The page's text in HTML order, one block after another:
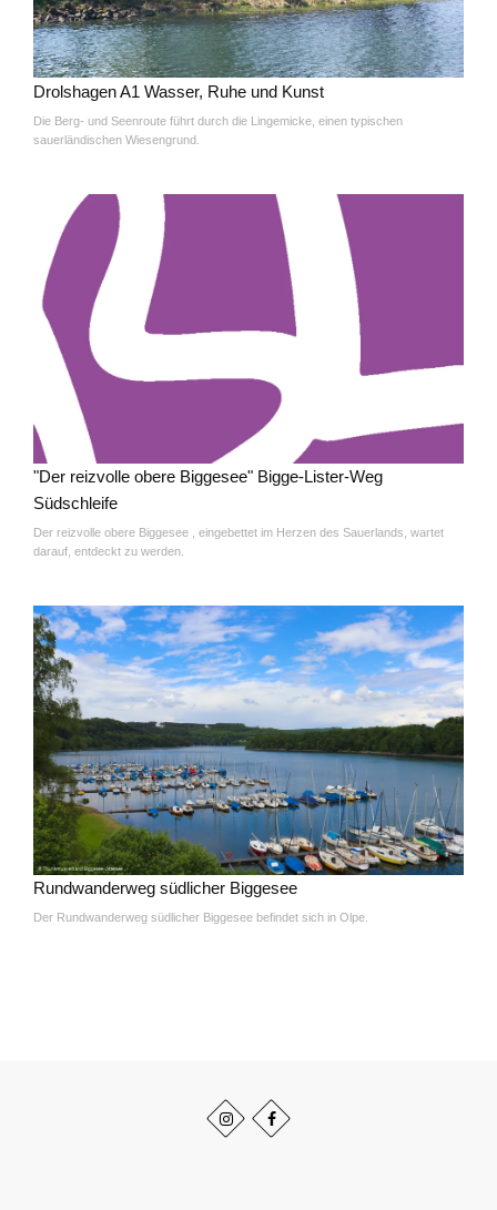
Drolshagen A1 Wasser, Ruhe und Kunst
Die Berg- und Seenroute führt durch die Lingemicke, einen typischen
sauerländischen Wiesengrund.
"Der reizvolle obere Biggesee" Bigge-Lister-Weg
Südschleife
Der reizvolle obere Biggesee , eingebettet im Herzen des Sauerlands, wartet
darauf, entdeckt zu werden.
Rundwanderweg südlicher Biggesee
Der Rundwanderweg südlicher Biggesee befindet sich in Olpe.